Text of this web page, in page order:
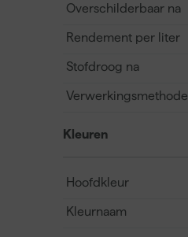
Overschilderbaar na
Rendement per liter
Stofdroog na
Verwerkingsmethode
Kleuren
Hoofdkleur
Kleurnaam